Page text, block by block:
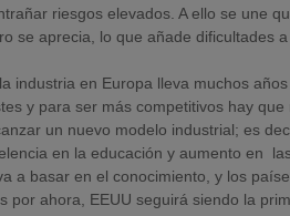
riesgos elevados. A ello se une
se aprecia, lo que añade dificultades a
industria en Europa lleva muchos
y para ser más competitivos hay
un nuevo modelo industrial; es
en la educación y aumento en
a basar en el conocimiento, y los
ahora, EEUU seguirá siendo la